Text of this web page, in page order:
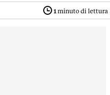
1minuto di lettura